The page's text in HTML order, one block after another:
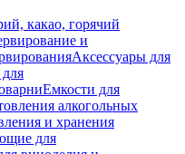
какао, горячий
и
Аксессуары для
Емкости для
алкогольных
и хранения
для